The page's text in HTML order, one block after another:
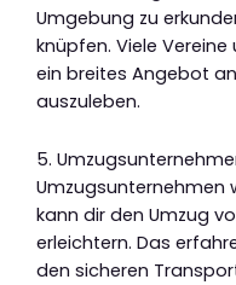
Umgebung zu
knüpfen. Viele
ein breites Angebot
auszuleben.
5.
Umzugsunternehmen
kann dir den Umzug
erleichtern. Das
den sicheren